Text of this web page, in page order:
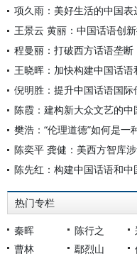
项久雨：美好生活的中国表
王景云 黄丽：中国话语创
程曼丽：打破西方话语垄
王晓晖：加快构建中国话
倪明胜：提升中国话语国
陈霞：建构新大众文艺的中
樊浩：“伦理道德”如何是一
陈先红：构建中国话语和
热门专栏
秦晖 陈行之
曹林
鄢烈山